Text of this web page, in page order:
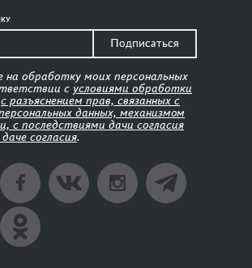
Подписаться
на обработку моих персональных
с условиями обработки
с разъяснением прав, связанных с
данных, механизмом
с последствиями дачи согласия
согласия.